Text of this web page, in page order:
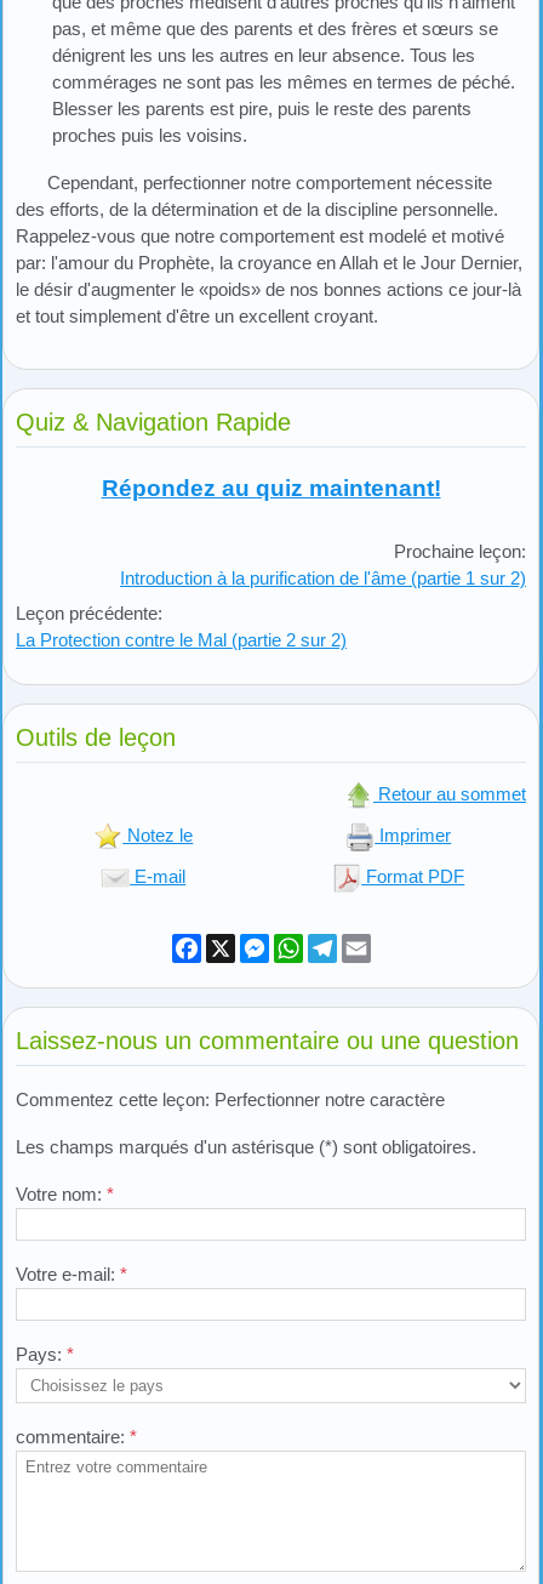
pas, et même que des parents et des frères et sœurs se
dénigrent les uns les autres en leur absence. Tous les
commérages ne sont pas les mêmes en termes de péché.
Blesser les parents est pire, puis le reste des parents
proches puis les voisins.
Cependant, perfectionner notre comportement nécessite
des efforts, de la détermination et de la discipline personnelle.
Rappelez-vous que notre comportement est modelé et motivé
par: l'amour du Prophète, la croyance en Allah et le Jour Dernier,
le désir d'augmenter le «poids» de nos bonnes actions ce jour-là
et tout simplement d'être un excellent croyant.
Quiz & Navigation Rapide
Répondez au quiz maintenant!
Leçon précédente:
La Protection contre le Mal (partie 2 sur 2)
Prochaine leçon:
Introduction à la purification de l'âme (partie 1 sur 2)
Outils de leçon
Retour au sommet
Notez le Imprimer
E-mail Format PDF
Facebook
X Messenger
WhatsApp
Telegram
Laissez-nous un commentaire ou une question
Commentez cette leçon: Perfectionner notre caractère
Les champs marqués d'un astérisque (*) sont obligatoires.
Votre nom: *
Votre e-mail: *
Pays: *
commentaire: *